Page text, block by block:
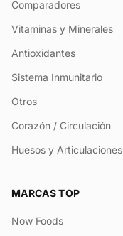
Comparadores
Vitaminas y Minerales
Antioxidantes
Sistema Inmunitario
Otros
Corazón / Circulación
Huesos y Articulaciones
MARCAS TOP
Now Foods